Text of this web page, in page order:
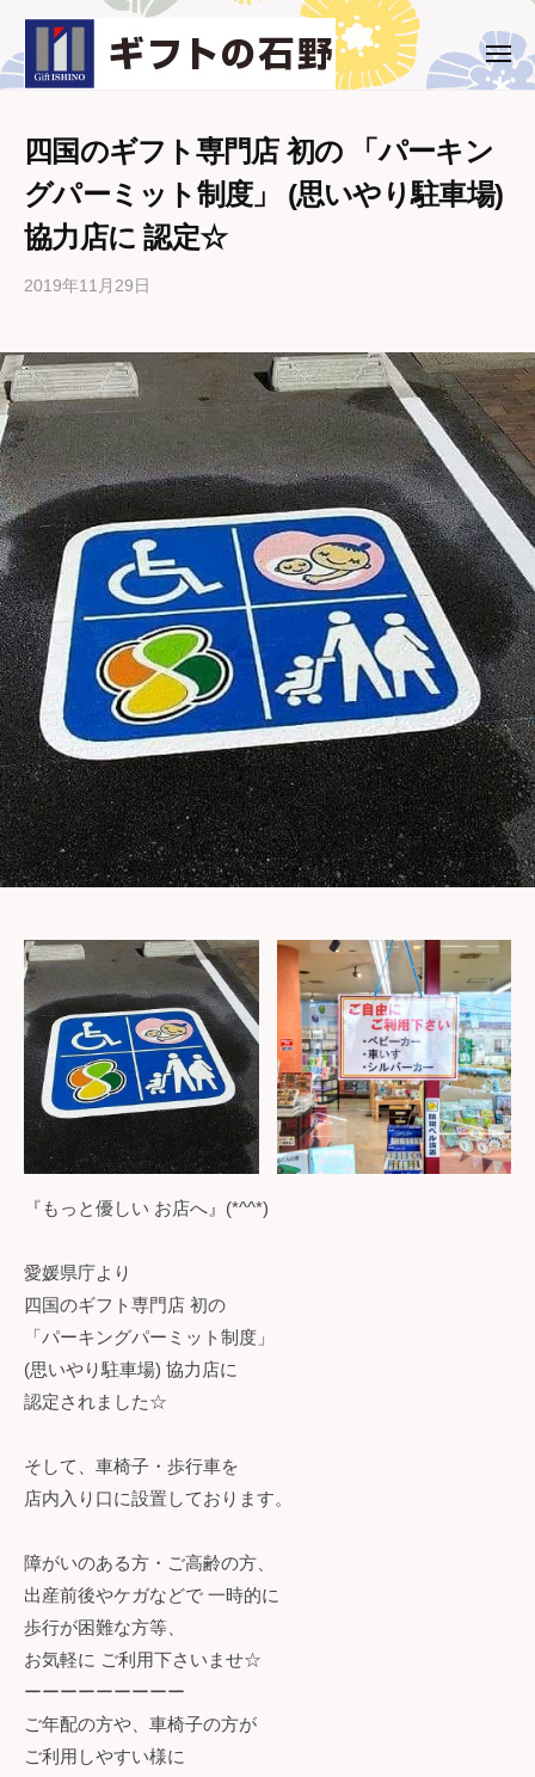
テ
ギ
ト
石
西
・
新
フ
ト
専
門
店
メ
ニ
ュ
四国のギフト専門店 初の 「パーキン
グパーミット制度」 (思いやり駐車場)
協力店に 認定☆
2019年11月29日
石
野
『もっと優しい お店へ』(*^^*)
愛媛県庁より
四国のギフト専門店 初の
「パーキングパーミット制度」
(思いやり駐車場) 協力店に
認定されました☆
そして、車椅子・歩行車を
店内入り口に設置しております。
障がいのある方・ご高齢の方、
出産前後やケガなどで 一時的に
歩行が困難な方等、
お気軽に ご利用下さいませ☆
ーーーーーーーーー
ご年配の方や、車椅子の方が
ご利用しやすい様に
ト
の
石